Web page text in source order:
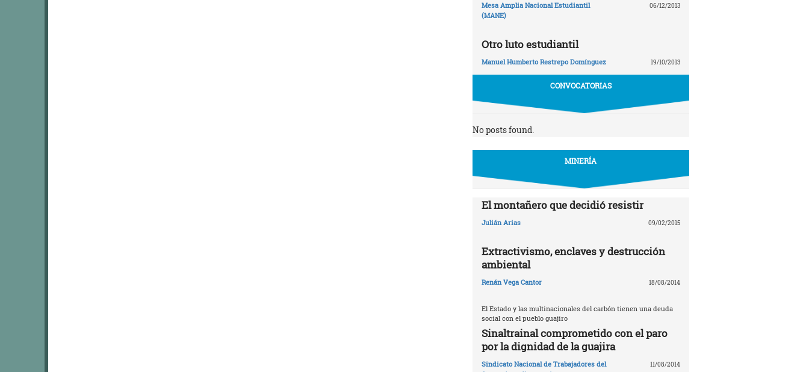
Mesa Amplia Nacional Estudiantil
(MANE)
06/12/2013
Otro luto estudiantil
Manuel Humberto Restrepo Domínguez 19/10/2013
CONVOCATORIAS
No posts found.
MINERÍA
El montañero que decidió resistir
Julián Arias 09/02/2015
Extractivismo, enclaves y destrucción
ambiental
Renán Vega Cantor 18/08/2014
El Estado y las multinacionales del carbón tienen una deuda
social con el pueblo guajiro
Sinaltrainal comprometido con el paro
por la dignidad de la guajira
Sindicato Nacional de Trabajadores del
11/08/2014